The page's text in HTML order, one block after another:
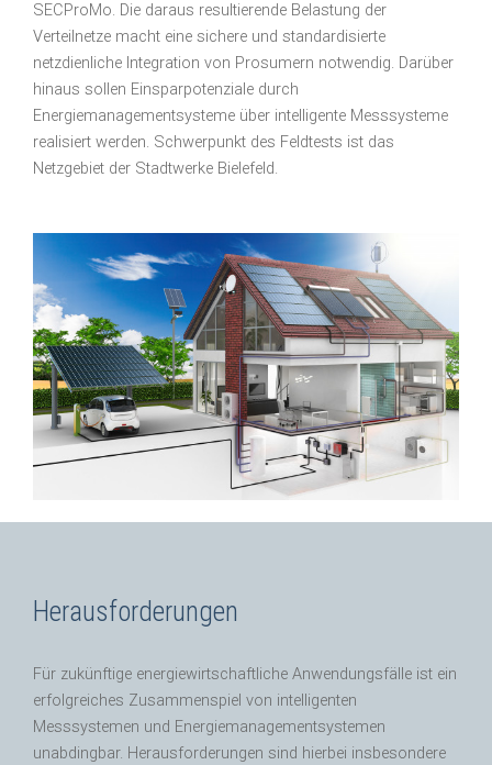
SECProMo. Die daraus resultierende Belastung der
Verteilnetze macht eine sichere und standardisierte
netzdienliche Integration von Prosumern notwendig. Darüber
hinaus sollen Einsparpotenziale durch
Energiemanagementsysteme über intelligente Messsysteme
realisiert werden. Schwerpunkt des Feldtests ist das
Netzgebiet der Stadtwerke Bielefeld.
Herausforderungen
Für zukünftige energiewirtschaftliche Anwendungsfälle ist ein
erfolgreiches Zusammenspiel von intelligenten
Messsystemen und Energiemanagementsystemen
unabdingbar. Herausforderungen sind hierbei insbesondere